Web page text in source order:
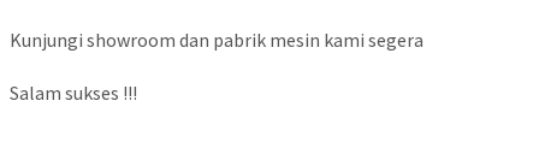
Kunjungi showroom dan pabrik mesin kami segera
Salam sukses !!!